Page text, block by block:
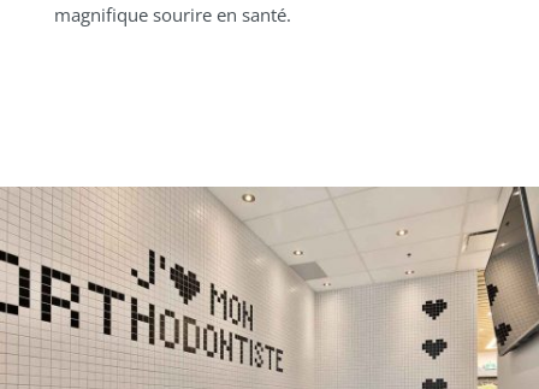
magnifique sourire en santé.